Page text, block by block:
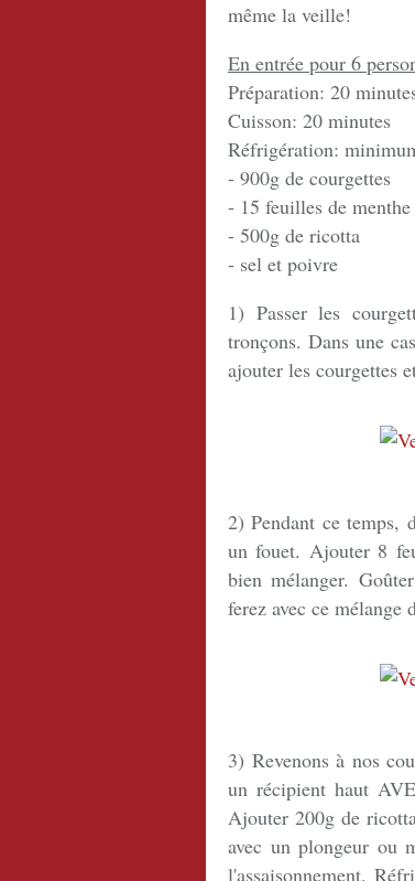
même la veille!
En entrée pour 6
Préparation: 20
Cuisson: 20 minutes
Réfrigération:
- 900g de courgettes
- 15 feuilles de
- 500g de ricotta
- sel et poivre
1) Passer les
tronçons. Dans une
ajouter les courgettes
2) Pendant ce temps,
un fouet. Ajouter 8
bien mélanger.
ferez avec ce mélange
3) Revenons à nos
un récipient haut
Ajouter 200g de
avec un plongeur ou
l'assaisonnement.